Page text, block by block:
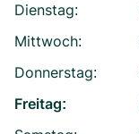
Dienstag:
Mittwoch:
Donnerstag:
Freitag: